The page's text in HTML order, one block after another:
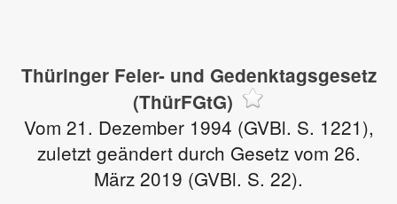
Thüringer Feier- und Gedenktagsgesetz
(ThürFGtG)
Vom 21. Dezember 1994 (GVBl. S. 1221),
zuletzt geändert durch Gesetz vom 26.
März 2019 (GVBl. S. 22).